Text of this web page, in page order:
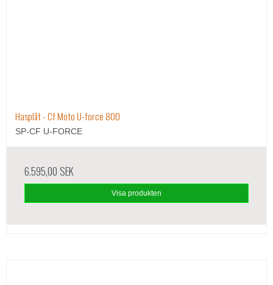
Hasplåt - Cf Moto U-force 800
SP-CF U-FORCE
6.595,00 SEK
Visa produkten